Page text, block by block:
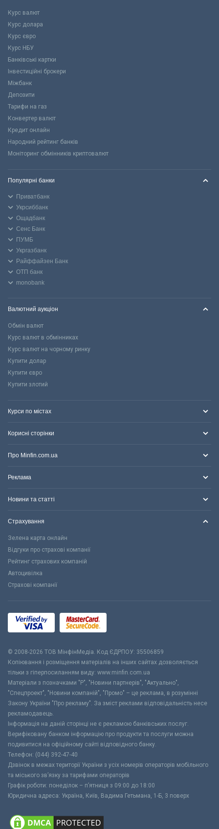
Курс валют
Курс долара
Курс євро
Курс НБУ
Банківські картки
Інвестиційні брокери
Міжбанк
Депозити
Тарифи на газ
Конвертер валют
Кредит онлайн
Народний рейтинг банків
Моніторинг обмінників криптовалют
Популярні банки
Приватбанк
Укрсиббанк
Ощадбанк
Сенс Банк
ПУМБ
Укргазбанк
Райффайзен Банк
ОТП банк
monobank
Валютний аукціон
Обмін валют
Курс валют в обмінниках
Курс валют на чорному ринку
Купити долар
Купити євро
Купити злотий
Курси по містах
Корисні сторінки
Про Minfin.com.ua
Реклама
Новини та статті
Страхування
Зелена карта онлайн
Відгуки про страхові компанії
Рейтинг страхових компаній
Автоцивілка
Страхові компанії
© 2008-2026 ТОВ МiнфiнМедiа. Код ЄДРПОУ: 35506859
Копіювання і розміщення матеріалів на інших сайтах дозволяється
тільки з гіперпосиланням виду: www.minfin.com.ua
Матеріали з позначками "Р", "Новини партнерів", "Актуально",
"Спецпроект", "Новини компаній", "Промо" – це реклама, в розумінні
Закону України "Про рекламу". За зміст реклами відповідальність несе
рекламодавець.
Інформація на даній сторінці не є рекламою банківських послуг.
Верифіковану банком інформацію про продукти та послуги можна
подивитися на офіційному сайті відповідного банку.
Телефон: (044) 392-47-40
Дзвінок в межах території України з усіх номерів операторів мобільного
та міського зв’язку за тарифами операторів
Графік роботи: понеділок – п’ятниця з 09:00 до 18:00
Юридична адреса: Україна, Київ, Вадима Гетьмана, 1-Б, 3 поверх